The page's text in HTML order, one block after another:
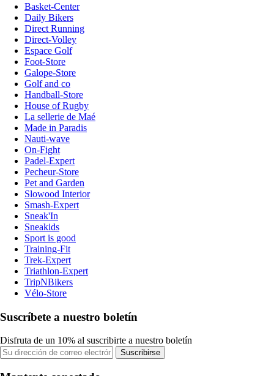
Basket-Center
Daily Bikers
Direct Running
Direct-Volley
Espace Golf
Foot-Store
Galope-Store
Golf and co
Handball-Store
House of Rugby
La sellerie de Maé
Made in Paradis
Nauti-wave
On-Fight
Padel-Expert
Pecheur-Store
Pet and Garden
Slowood Interior
Smash-Expert
Sneak'In
Sneakids
Sport is good
Training-Fit
Trek-Expert
Triathlon-Expert
TripNBikers
Vélo-Store
Suscríbete a nuestro boletín
Disfruta de un 10% al suscribirte a nuestro boletín
Suscribirse